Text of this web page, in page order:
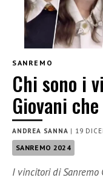
SANREMO
Chi sono i
Giovani
ANDREA SANNA | 19
SANREMO 2024
I vincitori di Sanremo